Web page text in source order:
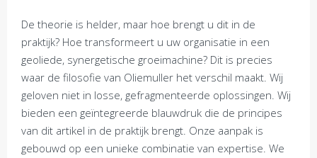
De theorie is helder, maar hoe brengt u dit in de
praktijk? Hoe transformeert u uw organisatie in een
geoliede, synergetische groeimachine? Dit is precies
waar de filosofie van Oliemuller het verschil maakt. Wij
geloven niet in losse, gefragmenteerde oplossingen. Wij
bieden een geïntegreerde blauwdruk die de principes
van dit artikel in de praktijk brengt. Onze aanpak is
gebouwd op een unieke combinatie van expertise. We